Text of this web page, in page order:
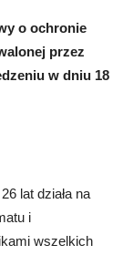
o ochronie
przez
w dniu 18
lat działa na
i
wszelkich